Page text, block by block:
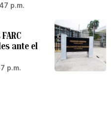
p.m.
ante el
p.m.